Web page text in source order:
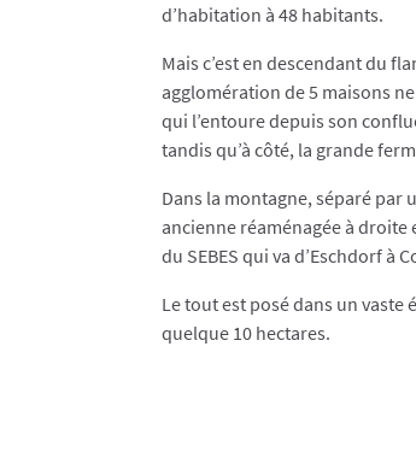
d’habitation à 48 habitants.
Mais c’est en descendant du
agglomération de 5 maisons
qui l’entoure depuis son
tandis qu’à côté, la grande
Dans la montagne, séparé par
ancienne réaménagée à droite
du SEBES qui va d’Eschdorf à
Le tout est posé dans un vaste
quelque 10 hectares.